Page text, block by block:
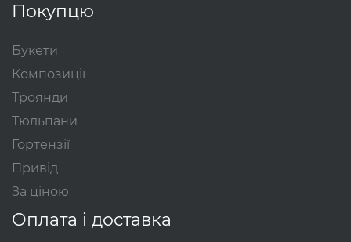
Покупцю
Букети
Композиції
Троянди
Тюльпани
Гортензії
Привід
За ціною
Оплата і доставка